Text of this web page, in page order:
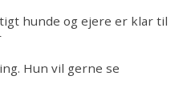
hunde og ejere er klar til
Hun vil gerne se